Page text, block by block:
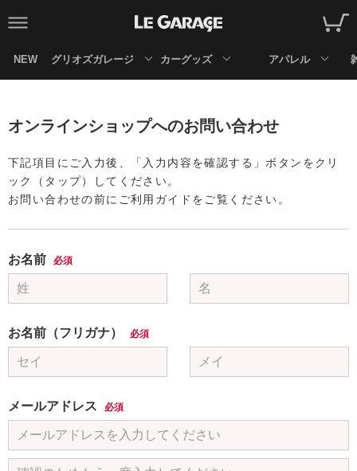
NEW グリオズガレージ カーグッズ アパレル
オンラインショップへのお問い合わせ
下記項目にご入力後、「入力内容を確認する」ボタンをクリ
ック（タップ）してください。
お問い合わせの前にご利用ガイドをご覧ください。
お名前 必須
お名前（フリガナ） 必須
メールアドレス 必須